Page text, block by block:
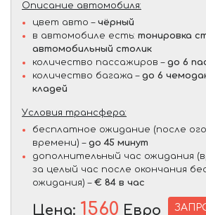
Описание автомобиля:
цвет авто – чёрный
в автомобиле есть: тонировка
автомобильный столик
количество пассажиров – до 6
количество багажа – до 6
кладей
Условия трансфера:
бесплатное ожидание (после
времени) – до 45 минут
дополнительный час ожидания
за целый час после окончания
ожидания) – € 84 в час
Цена: 1560 Евро